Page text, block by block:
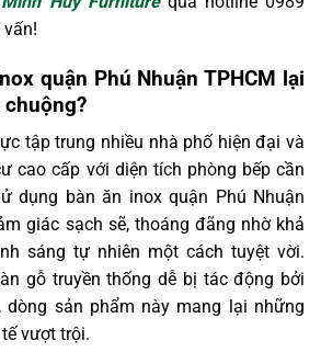
quận Phú Nhuận TPHCM lại
tập trung nhiều nhà phố hiện đại và
cao cấp với diện tích phòng bếp cần
dụng bàn ăn inox quận Phú Nhuận
giác sạch sẽ, thoáng đãng nhờ khả
sáng tự nhiên một cách tuyệt vời.
gỗ truyền thống dễ bị tác động bởi
sản phẩm này mang lại những
vượt trội.